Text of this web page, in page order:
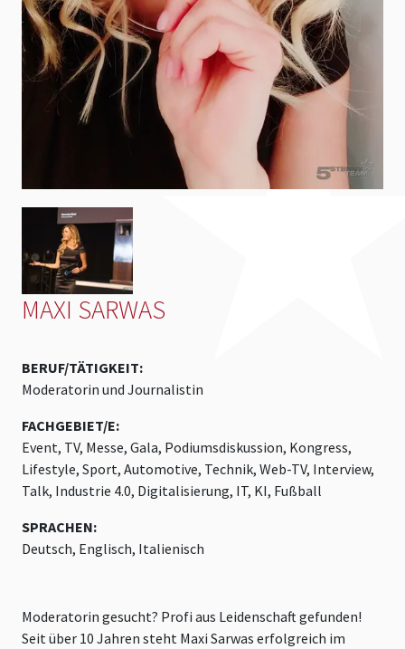
MAXI SARWAS
BERUF/TÄTIGKEIT:
Moderatorin und Journalistin
FACHGEBIET/E:
Event, TV, Messe, Gala, Podiumsdiskussion, Kongress,
Lifestyle, Sport, Automotive, Technik, Web-TV, Interview,
Talk, Industrie 4.0, Digitalisierung, IT, KI, Fußball
SPRACHEN:
Deutsch, Englisch, Italienisch
Moderatorin gesucht? Profi aus Leidenschaft gefunden!
Seit über 10 Jahren steht Maxi Sarwas erfolgreich im